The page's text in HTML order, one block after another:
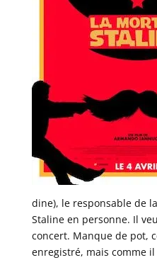
dine), le responsable de
Staline en personne. Il
concert. Manque de pot,
enregistré, mais comme